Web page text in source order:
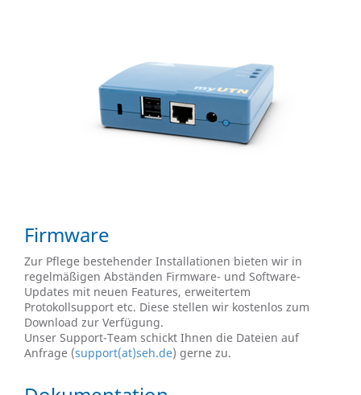
Firmware
Zur Pflege bestehender Installationen bieten wir in
regelmäßigen Abständen Firmware- und Software-
Updates mit neuen Features, erweitertem
Protokollsupport etc. Diese stellen wir kostenlos zum
Download zur Verfügung.
Unser Support-Team schickt Ihnen die Dateien auf
Anfrage (support(at)seh.de) gerne zu.